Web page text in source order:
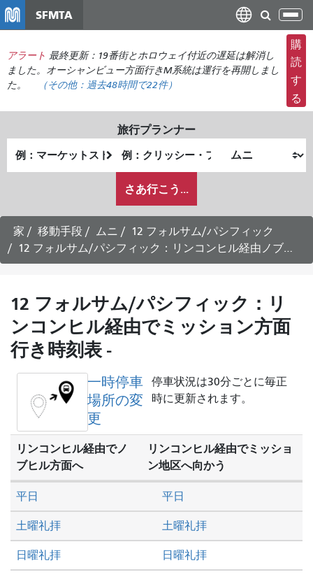
コ
ン
テ
ン
ツ
移
SFMTA
ナ
ビ
ゲ
ー
シ
ョ
の
切
り
え
アラート 最終更新：19番街とホロウェイ付近の遅延は解消し
ました。オーシャンビュー方面行きM系統は運行を再開しまし
た。
（その他： 過去48時間で22件）
購
読
す
る
旅行プランナー
出
発
終
了
が
ど
の
よ
う
旅
を
し
か
さあ行こう...
家 移動手段 ムニ
12 フォルサム/パシフィック
12 フォルサム/パシフィック：リンコンヒル経由ノブヒル行き（平日運行）
12 フォルサム/パシフィック：リ
ンコンヒル経由でミッション方面
行き時刻表 -
一時停車
場所の変
更
停車状況は30分ごとに毎正
時に更新されます。
リンコンヒル経由でノ
ブヒル方面へ
リンコンヒル経由でミッショ
ン地区へ向かう
土曜礼拝 土曜礼拝
日曜礼拝 日曜礼拝
平日 平日